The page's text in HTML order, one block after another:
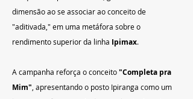
dimensão ao se associar ao conceito de
"aditivada," em uma metáfora sobre o
rendimento superior da linha Ipimax.
A campanha reforça o conceito "Completa pra
Mim" , apresentando o posto Ipiranga como um